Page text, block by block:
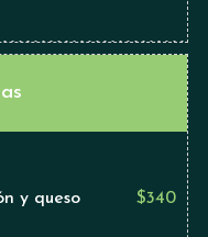
y queso $340